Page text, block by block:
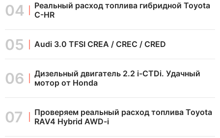
Реальный расход топлива гибридной Toyota
C-HR
Audi 3.0 TFSI CREA / CREC / CRED
Дизельный двигатель 2.2 i-CTDi. Удачный
мотор от Honda
Проверяем реальный расход топлива Toyota
RAV4 Hybrid AWD-i